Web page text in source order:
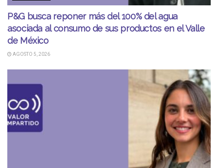
P&G busca reponer más del 100% del agua
asociada al consumo de sus productos en el Valle
de México
AGOSTO 5, 2026